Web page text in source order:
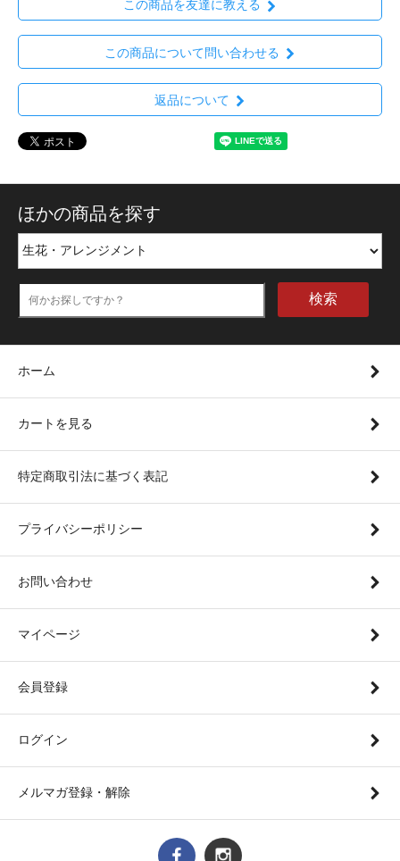
この商品を友達に教える
この商品について問い合わせる
返品について
ほかの商品を探す
検索
ホーム
カートを見る
特定商取引法に基づく表記
プライバシーポリシー
お問い合わせ
マイページ
会員登録
ログイン
メルマガ登録・解除